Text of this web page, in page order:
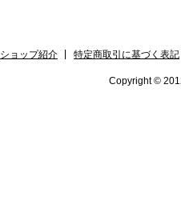
ショップ紹介 特定商取引に基づく表記
Copyright ©